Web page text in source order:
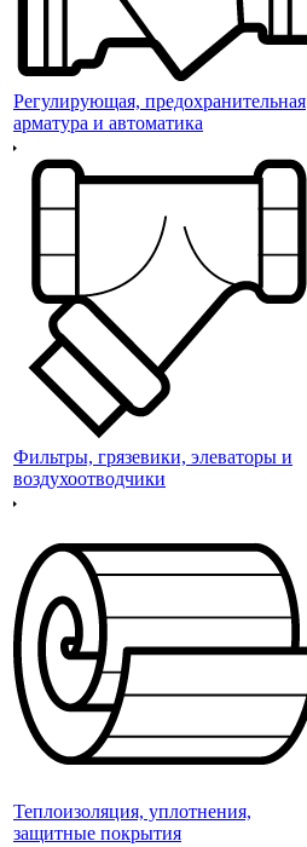
Регулирующая, предохранительная
арматура и автоматика
Фильтры, грязевики, элеваторы и
воздухоотводчики
Теплоизоляция, уплотнения,
защитные покрытия